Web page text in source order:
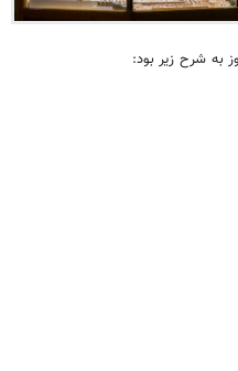
به شرح زیر بود: